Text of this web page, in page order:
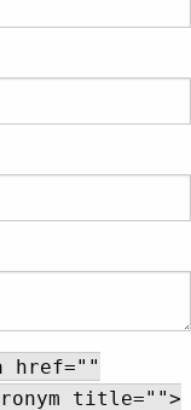
href=""
title="">